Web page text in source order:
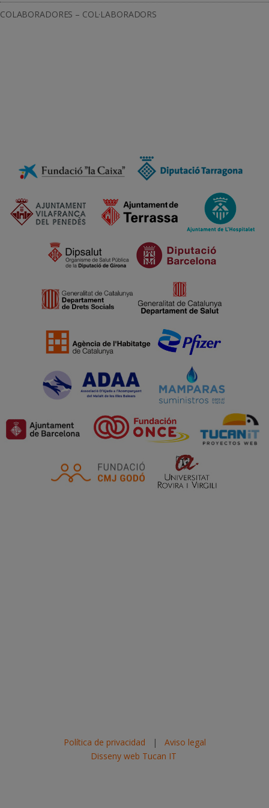
COLABORADORES – COL·LABORADORS
Política de privacidad | Aviso legal
Disseny web Tucan IT